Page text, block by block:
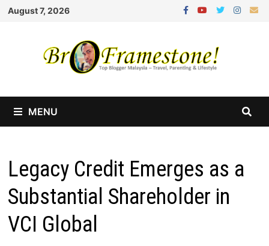
Skip
August 7, 2026
MENU
Legacy Credit Emerges as a
Substantial Shareholder in
VCI Global